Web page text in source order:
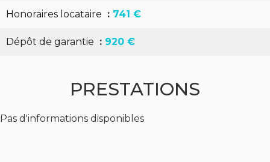
Honoraires locataire 741 €
Dépôt de garantie 920 €
PRESTATIONS
Pas d'informations disponibles